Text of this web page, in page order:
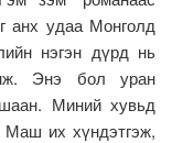
анх удаа Монголд
нэгэн дүрд нь
Энэ бол уран
Миний хувьд
Маш их хүндэтгэж,